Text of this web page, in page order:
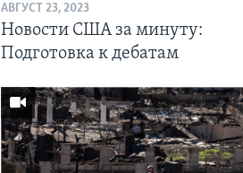
АВГУСТ 23, 2023
Новости США за минуту:
Подготовка к дебатам